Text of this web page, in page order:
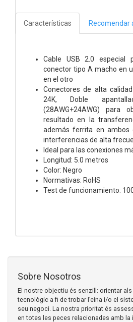
Características Recomendar
Cable USB 2.0 especial
conector tipo A macho en
en el otro
Conectores de alta
24K, Doble
(28AWG+24AWG) para
resultado en la
además ferrita en ambos
interferencias de alta
Ideal para las conexiones
Longitud: 5.0 metros
Color: Negro
Normativas: RoHS
Test de funcionamiento:
Sobre Nosotros
El nostre objectiu és senzill: orientar
tecnològic a fi de trobar l’eina i/o el
seu negoci. La nostra prioritat és
en totes les peces relacionades amb la